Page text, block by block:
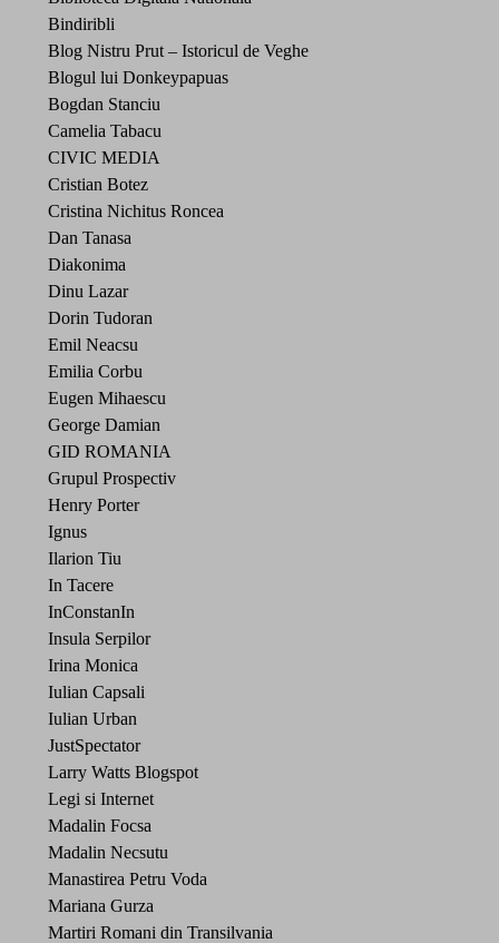
Bindiribli
Blog Nistru Prut – Istoricul de Veghe
Blogul lui Donkeypapuas
Bogdan Stanciu
Camelia Tabacu
CIVIC MEDIA
Cristian Botez
Cristina Nichitus Roncea
Dan Tanasa
Diakonima
Dinu Lazar
Dorin Tudoran
Emil Neacsu
Emilia Corbu
Eugen Mihaescu
George Damian
GID ROMANIA
Grupul Prospectiv
Henry Porter
Ignus
Ilarion Tiu
In Tacere
InConstanIn
Insula Serpilor
Irina Monica
Iulian Capsali
Iulian Urban
JustSpectator
Larry Watts Blogspot
Legi si Internet
Madalin Focsa
Madalin Necsutu
Manastirea Petru Voda
Mariana Gurza
Martiri Romani din Transilvania